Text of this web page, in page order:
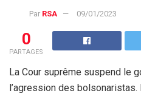
Par RSA 09/01/2023
0
PARTAGES
La Cour suprême suspend le
l’agression des